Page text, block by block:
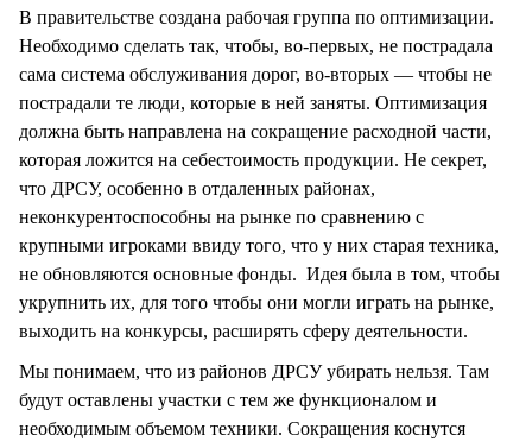
В правительстве создана рабочая группа по оптимизации.
Необходимо сделать так, чтобы, во-первых, не пострадала
сама система обслуживания дорог, во-вторых — чтобы не
пострадали те люди, которые в ней заняты. Оптимизация
должна быть направлена на сокращение расходной части,
которая ложится на себестоимость продукции. Не секрет,
что ДРСУ, особенно в отдаленных районах,
неконкурентоспособны на рынке по сравнению с
крупными игроками ввиду того, что у них старая техника,
не обновляются основные фонды. Идея была в том, чтобы
укрупнить их, для того чтобы они могли играть на рынке,
выходить на конкурсы, расширять сферу деятельности.
Мы понимаем, что из районов ДРСУ убирать нельзя. Там
будут оставлены участки с тем же функционалом и
необходимым объемом техники. Сокращения коснутся